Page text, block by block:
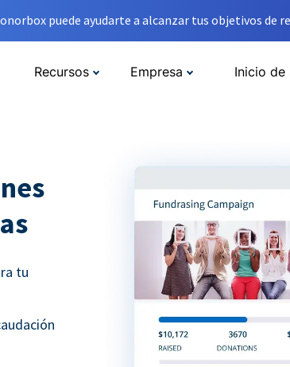
puede ayudarte a alcanzar tus objetivos de
Recursos Empresa Inicio de
tu